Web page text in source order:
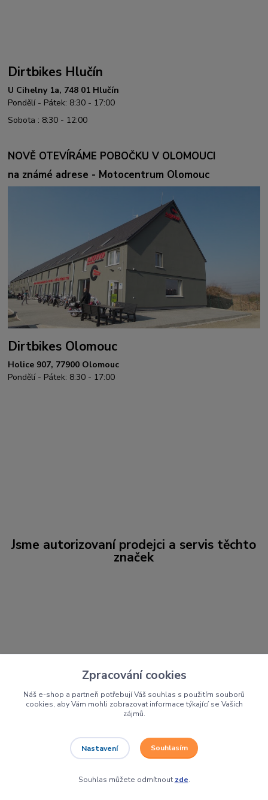
Dirtbikes Hlučín
U Cihelny 1a, 748 01 Hlučín
Pondělí - Pátek: 8:30 - 17:00
Sobota : 8:30 - 12:00
NOVĚ OTEVÍRÁME POBOČKU V OLOMOUCI
na známé adrese - Motocentrum Olomouc
Dirtbikes Olomouc
Holice 907, 77900 Olomouc
Pondělí - Pátek: 8:30 - 17:00
Jsme autorizovaní prodejci a servis těchto
značek
Motocykly, čtyřkolky a
Zpracování cookies
Náš e-shop a partneři potřebují Váš souhlas s použitím souborů
cookies, aby Vám mohli zobrazovat informace týkající se Vašich
zájmů.
Nastavení Souhlasím
Souhlas můžete odmítnout zde.